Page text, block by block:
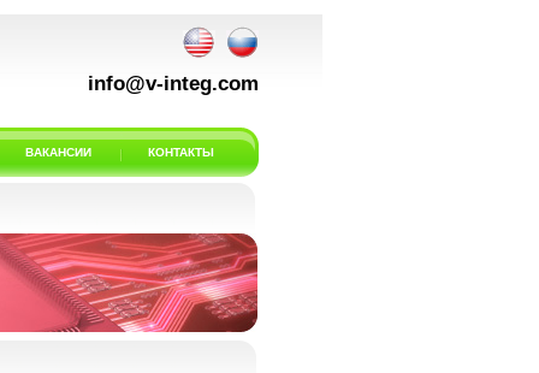
info@v-integ.com
ВАКАНСИИ КОНТАКТЫ